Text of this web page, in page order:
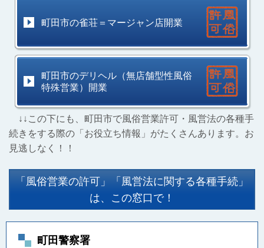
町田市の雀荘＝マージャン店開業
町田市のデリヘル（無店舗型性風俗
特殊営業）開業
↓↓この下にも、町田市で風俗営業許可・風営法の各種手
続きをする際の「お役立ち情報」がたくさんあります。お
見逃しなく！！
「風俗営業の許可」「風営法に関する各種手続」
は、この窓口で！
町田警察署